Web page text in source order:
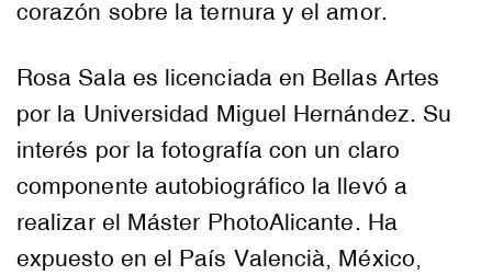
corazón sobre la ternura y el amor.
Rosa Sala es licenciada en Bellas Artes
por la Universidad Miguel Hernández. Su
interés por la fotografía con un claro
componente autobiográfico la llevó a
realizar el Máster PhotoAlicante. Ha
expuesto en el País Valencià, México,